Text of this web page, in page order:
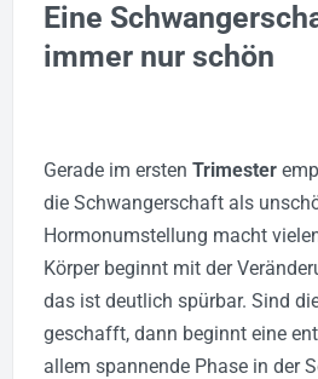
Eine
immer nur schön
Gerade im ersten Trimester
die Schwangerschaft als
Hormonumstellung macht
Körper beginnt mit der
das ist deutlich spürbar. Sind
geschafft, dann beginnt eine
allem spannende Phase in der